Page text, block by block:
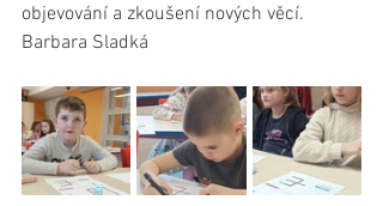
objevování a zkoušení nových věcí.
Barbara Sladká